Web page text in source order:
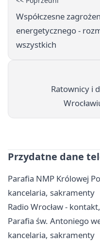
Współczesne
energetycznego -
wszystkich
Ratownicy i
Przydatne dane
Parafia NMP Królowej
kancelaria, sakramenty
Radio Wrocław -
Parafia św. Antoniego
kancelaria, sakramenty